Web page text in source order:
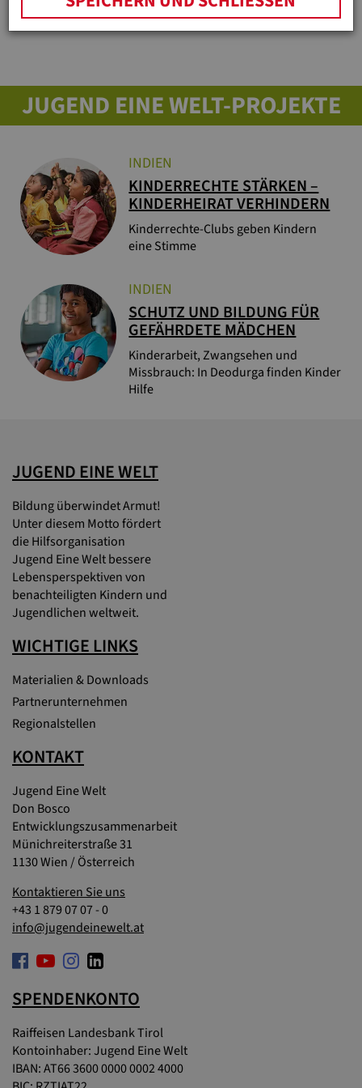
JUGEND EINE WELT-PROJEKTE
INDIEN
KINDERRECHTE STÄRKEN –
KINDERHEIRAT VERHINDERN
Kinderrechte-Clubs geben Kindern
eine Stimme
INDIEN
SCHUTZ UND BILDUNG FÜR
GEFÄHRDETE MÄDCHEN
Kinderarbeit, Zwangsehen und
Missbrauch: In Deodurga finden Kinder
Hilfe
JUGEND EINE WELT
Bildung überwindet Armut!
Unter diesem Motto fördert
die Hilfsorganisation
Jugend Eine Welt bessere
Lebensperspektiven von
benachteiligten Kindern und
Jugendlichen weltweit.
WICHTIGE LINKS
Materialien & Downloads
Partnerunternehmen
Regionalstellen
KONTAKT
Jugend Eine Welt
Don Bosco
Entwicklungszusammenarbeit
Münichreiterstraße 31
1130 Wien / Österreich
Kontaktieren Sie uns
+43 1 879 07 07 - 0
info@jugendeinewelt.at
SPENDENKONTO
Raiffeisen Landesbank Tirol
Kontoinhaber: Jugend Eine Welt
IBAN: AT66 3600 0000 0002 4000